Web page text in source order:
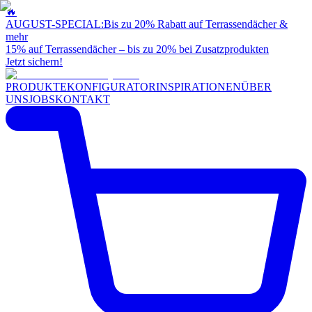
🔥
AUGUST-SPECIAL:Bis zu 20% Rabatt auf Terrassendächer &
mehr
15% auf Terrassendächer – bis zu 20% bei Zusatzprodukten
Jetzt sichern!
PRODUKTEKONFIGURATORINSPIRATIONENÜBER
UNSJOBSKONTAKT